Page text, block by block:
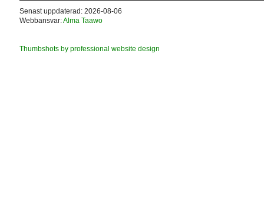
Senast uppdaterad: 2026-08-06
Webbansvar:Alma Taawo
Thumbshots by professional website design